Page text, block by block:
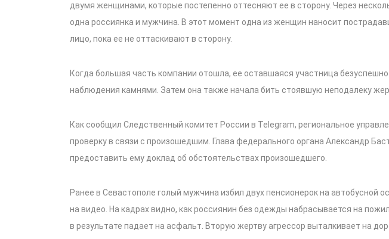
двумя женщинами, которые постепенно оттесняют ее в сторону. Через
одна россиянка и мужчина. В этот момент одна из женщин наносит
лицо, пока ее не оттаскивают в сторону.
Когда большая часть компании отошла, ее оставшаяся участница
наблюдения камнями. Затем она также начала бить стоявшую неподалеку
Как сообщил Следственный комитет России в Telegram, региональное
проверку в связи с произошедшим. Глава федерального органа Александр
предоставить ему доклад об обстоятельствах произошедшего.
Ранее в Севастополе голый мужчина избил двух пенсионерок на автобусной
на видео. На кадрах видно, как россиянин без одежды набрасывается на
в результате падает на асфальт. Вторую жертву агрессор выталкивает на